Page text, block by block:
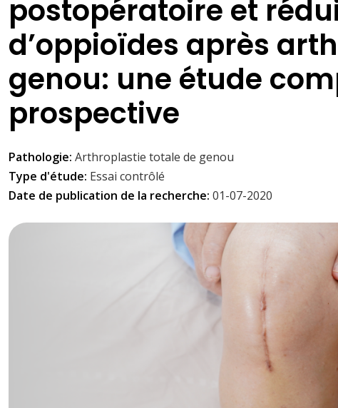
postopératoire et
d’oppioïdes après
genou: une étude
prospective
Pathologie: Arthroplastie totale de genou
Type d'étude: Essai contrôlé
Date de publication de la recherche: 01-07-2020